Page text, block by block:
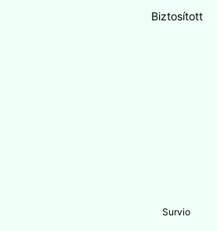
Biztosított
Survio